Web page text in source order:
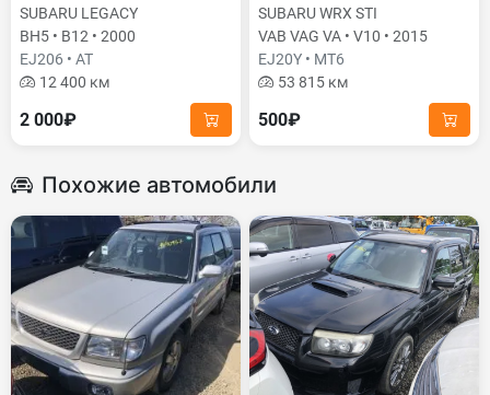
SUBARU LEGACY
BH5 • B12 • 2000
EJ206 • AT
12 400 км
2 000₽
SUBARU WRX STI
VAB VAG VA • V10 • 2015
EJ20Y • MT6
53 815 км
500₽
Похожие автомобили